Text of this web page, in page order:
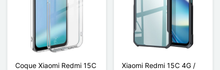
Coque Xiaomi Redmi 15C
Xiaomi Redmi 15C 4G /